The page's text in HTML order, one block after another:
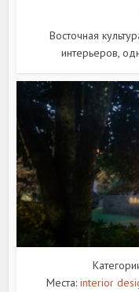
Восточная
интерьеров,
Места: interior